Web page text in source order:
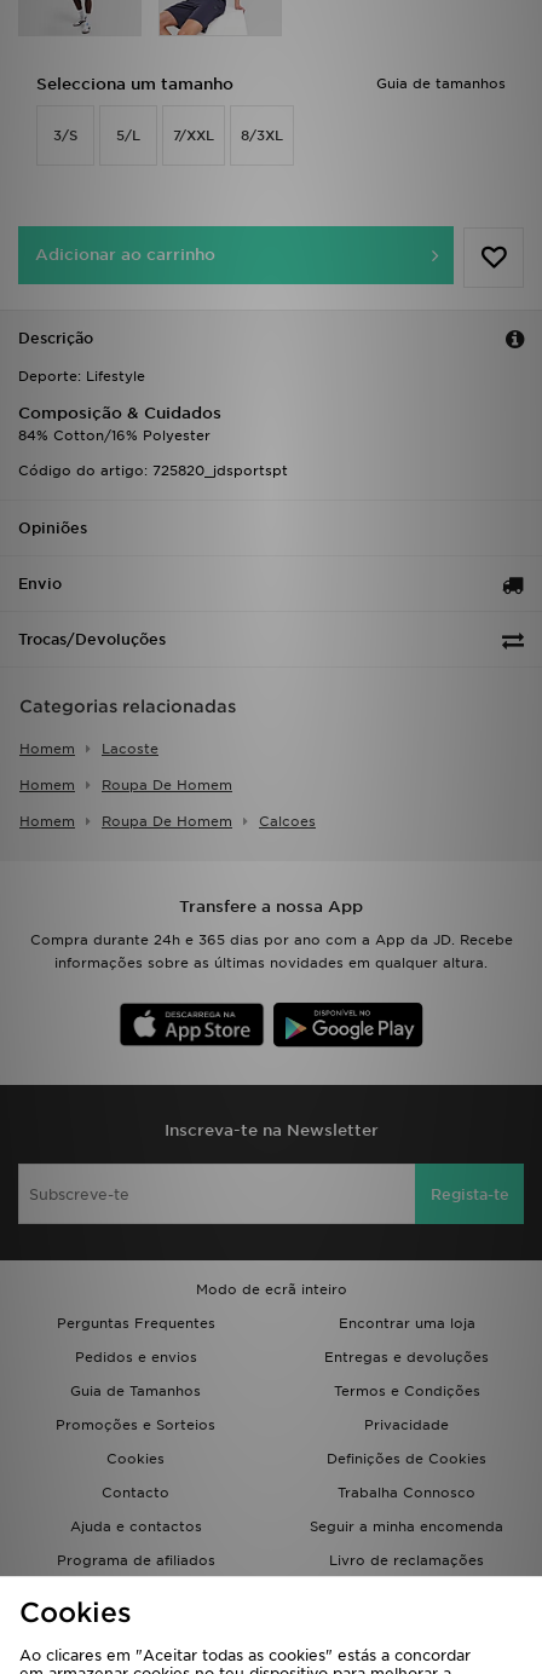
Guia de tamanhos
Selecciona um tamanho
3/S 5/L 7/XXL 8/3XL
Adicionar ao carrinho
Descrição
Deporte: Lifestyle
Composição & Cuidados
84% Cotton/16% Polyester
Código do artigo: 725820_jdsportspt
Opiniões
Envio
Trocas/Devoluções
Categorias relacionadas
Homem Lacoste
Homem Roupa De Homem
Homem Roupa De Homem Calcoes
Transfere a nossa App
Compra durante 24h e 365 dias por ano com a App da JD. Recebe
informações sobre as últimas novidades em qualquer altura.
Inscreva-te na Newsletter
Regista-te
Modo de ecrã inteiro
Perguntas Frequentes
Encontrar uma loja
Pedidos e envios
Entregas e devoluções
Guia de Tamanhos
Termos e Condições
Promoções e Sorteios
Privacidade
Cookies
Definições de Cookies
Contacto
Trabalha Connosco
Ajuda e contactos
Seguir a minha encomenda
Programa de afiliados
Livro de reclamações
TRABALHA CONNOSCO
Cookies
Ao clicares em "Aceitar todas as cookies" estás a concordar